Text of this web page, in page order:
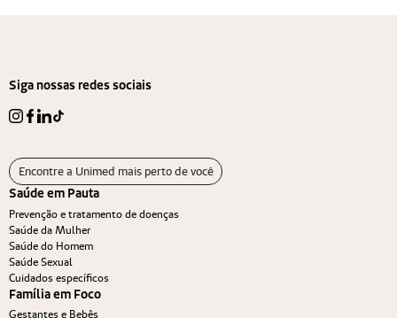
Siga nossas redes sociais
Encontre a Unimed mais perto de você
Saúde em Pauta
Prevenção e tratamento de doenças
Saúde da Mulher
Saúde do Homem
Saúde Sexual
Cuidados específicos
Família em Foco
Gestantes e Bebês